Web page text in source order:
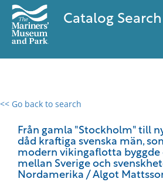
Catalog Search
<< Go back to search
Från gamla "Stockholm" till
dåd kraftiga svenska män,
modern vikingaflotta byggde
mellan Sverige och
Nordamerika / Algot
0 results
No results meet your